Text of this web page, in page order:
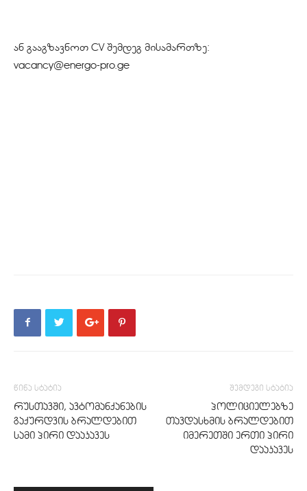
ან გააგზავნოთ CV შემდეგ მისამართზე:
vacancy@energo-pro.ge
წინა სტატია
რუსთავში, ავტომანქანების
გაქურდვის ბრალდებით
სამი პირი დააკავეს
შემდეგი სტატია
პოლიციელებზე
თავდასხმის ბრალდებით
იმერეთში ერთი პირი
დააკავეს